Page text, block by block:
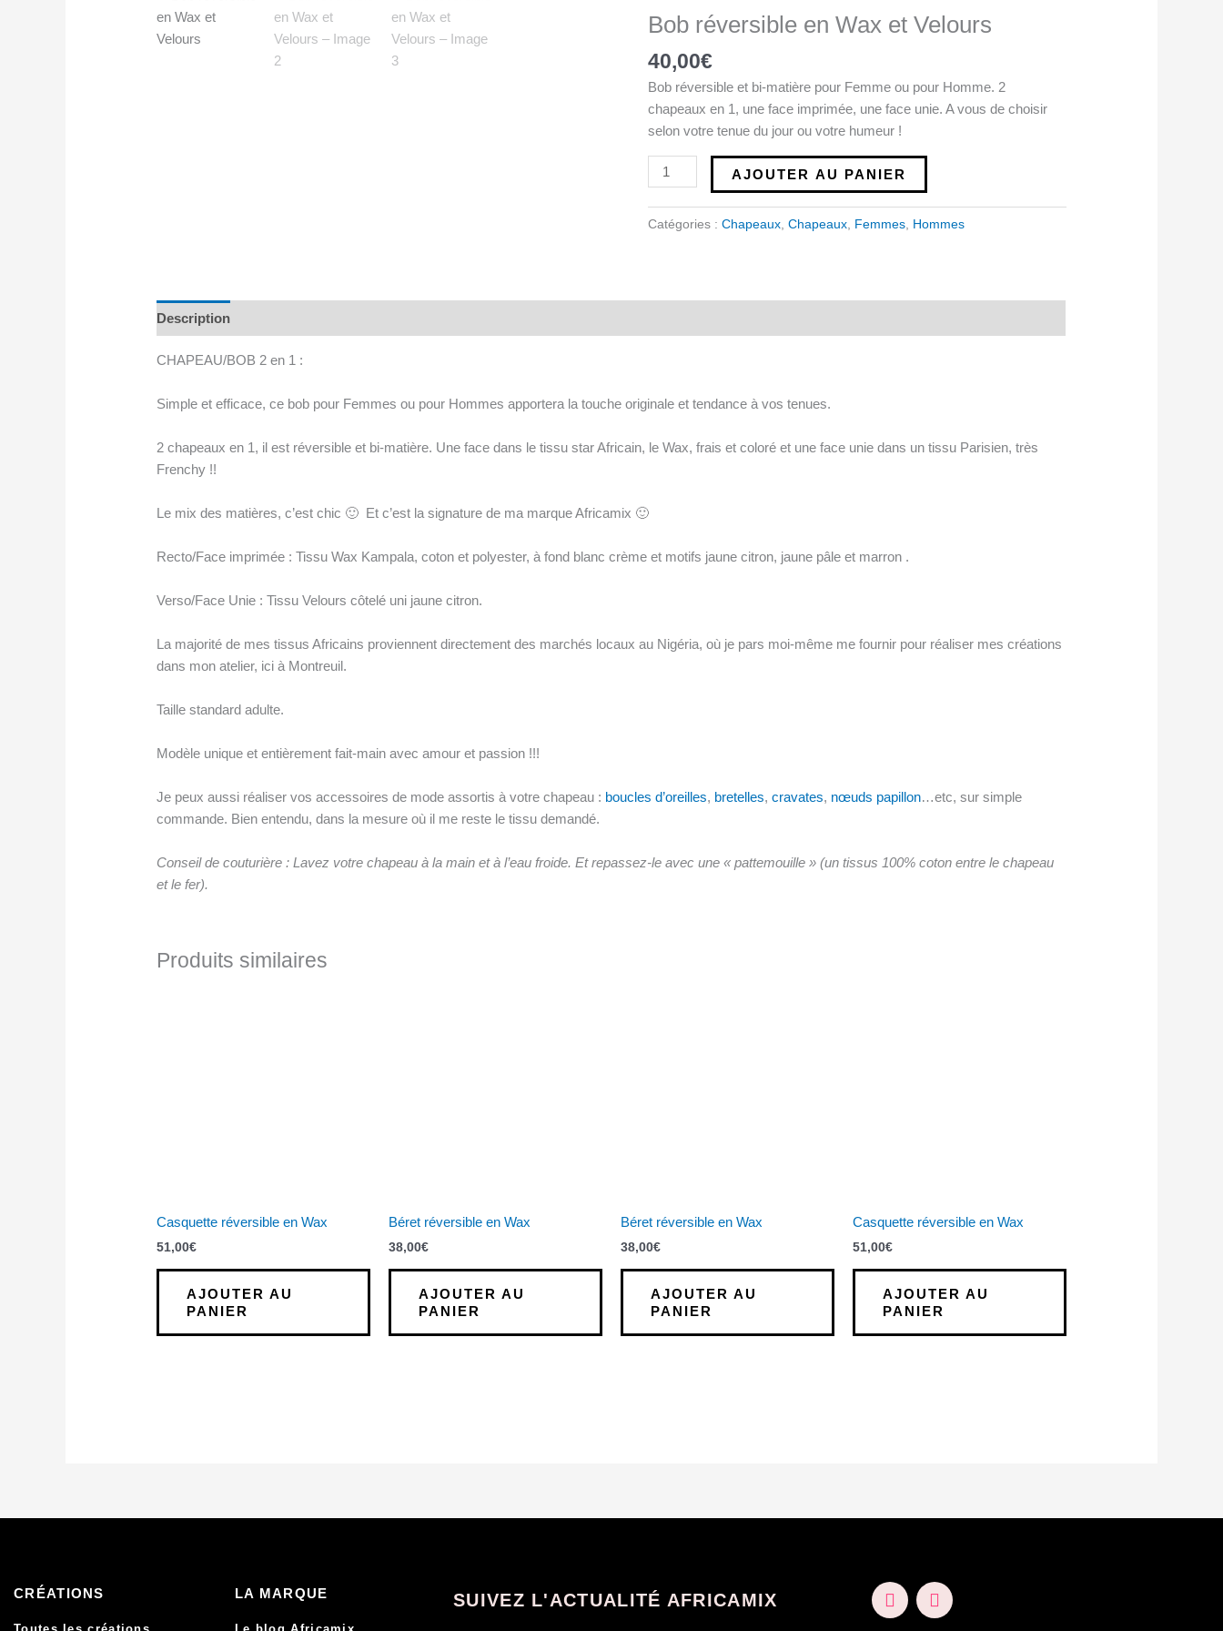
Bob réversible en Wax et Velours
40,00€
Bob réversible et bi-matière pour Femme ou pour Homme. 2
chapeaux en 1, une face imprimée, une face unie. A vous de choisir
selon votre tenue du jour ou votre humeur !
réversible
Wax
et
Velours
AJOUTER AU PANIER
Catégories : Chapeaux, Chapeaux, Femmes, Hommes
Description
CHAPEAU/BOB 2 en 1 :
Simple et efficace, ce bob pour Femmes ou pour Hommes apportera la touche originale et tendance à vos tenues.
2 chapeaux en 1, il est réversible et bi-matière. Une face dans le tissu star Africain, le Wax, frais et coloré et une face unie dans un tissu Parisien, très
Frenchy !!
Le mix des matières, c’est chic 🙂 Et c’est la signature de ma marque Africamix 🙂
Recto/Face imprimée : Tissu Wax Kampala, coton et polyester, à fond blanc crème et motifs jaune citron, jaune pâle et marron .
Verso/Face Unie : Tissu Velours côtelé uni jaune citron.
La majorité de mes tissus Africains proviennent directement des marchés locaux au Nigéria, où je pars moi-même me fournir pour réaliser mes créations
dans mon atelier, ici à Montreuil.
Taille standard adulte.
Modèle unique et entièrement fait-main avec amour et passion !!!
Je peux aussi réaliser vos accessoires de mode assortis à votre chapeau : boucles d’oreilles, bretelles,cravates, nœuds papillon…etc, sur simple
commande. Bien entendu, dans la mesure où il me reste le tissu demandé.
Conseil de couturière : Lavez votre chapeau à la main et à l’eau froide. Et repassez-le avec une « pattemouille » (un tissus 100% coton entre le chapeau
et le fer).
Produits similaires
Casquette réversible en Wax
51,00€
AJOUTER AU
PANIER
Béret réversible en Wax
38,00€
AJOUTER AU
PANIER
Béret réversible en Wax
38,00€
AJOUTER AU
PANIER
Casquette réversible en Wax
51,00€
AJOUTER AU
PANIER
CRÉATIONS LA MARQUE SUIVEZ L'ACTUALITÉ AFRICAMIX
F
a
I
n